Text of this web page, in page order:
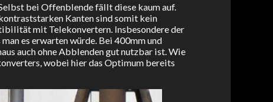
bei Offenblende fällt diese kaum auf.
Kanten sind somit kein
mit Telekonvertern. Insbesondere der
es erwarten würde. Bei 400mm und
auch ohne Abblenden gut nutzbar ist. Wie
wobei hier das Optimum bereits